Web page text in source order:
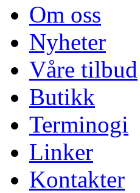
Om oss
Nyheter
Våre tilbud
Butikk
Terminogi
Linker
Kontakter